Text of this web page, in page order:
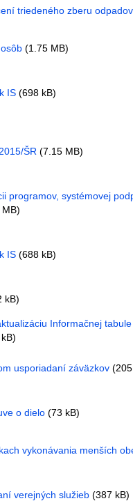
triedeného zberu odpadov
(1.75 MB)
IS (698 kB)
ŠR (7.15 MB)
programov, systémovej
IS (688 kB)
kB)
Informačnej tabule
usporiadaní záväzkov
o dielo (73 kB)
vykonávania menších
verejných služieb (387 kB)